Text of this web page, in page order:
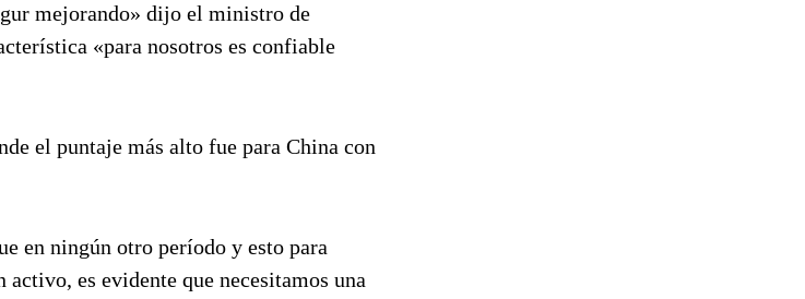
mejorando» dijo el ministro de
«para nosotros es confiable
el puntaje más alto fue para China con
en ningún otro período y esto para
es evidente que necesitamos una